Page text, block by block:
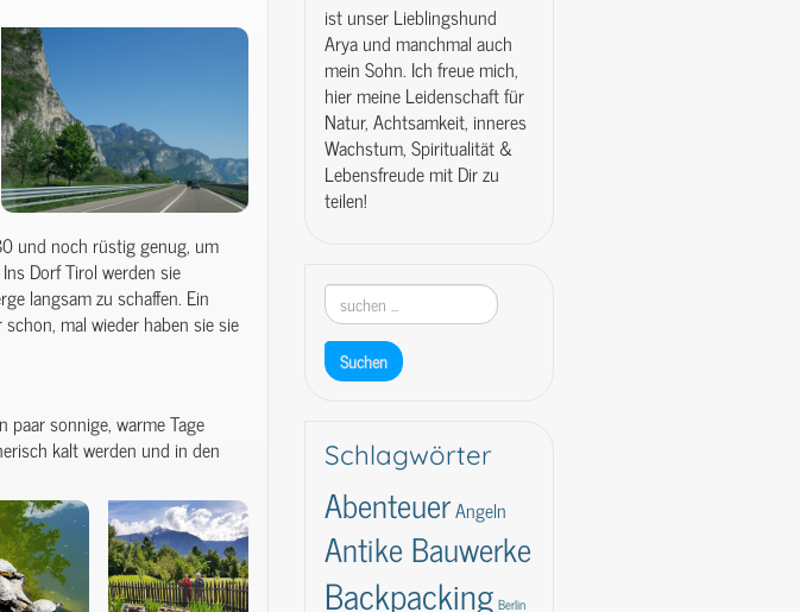
und noch rüstig genug, um
Dorf Tirol werden sie
langsam zu schaffen. Ein
mal wieder haben sie sie
paar sonnige, warme Tage
kalt werden und in den
ist unser Lieblingshund
Arya und manchmal auch
mein Sohn. Ich freue mich,
hier meine Leidenschaft für
Natur, Achtsamkeit, inneres
Wachstum, Spiritualität &
Lebensfreude mit Dir zu
teilen!
Schlagwörter
AbenteuerAngeln
Antike Bauwerke
Backpacking Berlin